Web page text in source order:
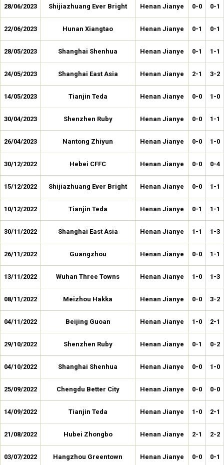
28/06/2023 Shijiazhuang Ever Bright Henan Jianye 0-0 0-1
22/06/2023 Hunan Xiangtao Henan Jianye 0-1 0-1
28/05/2023 Shanghai Shenhua Henan Jianye 0-1 1-1
24/05/2023 Shanghai East Asia Henan Jianye 2-1 3-2
14/05/2023 Tianjin Teda Henan Jianye 0-0 1-0
30/04/2023 Shenzhen Ruby Henan Jianye 0-0 1-1
26/04/2023 Nantong Zhiyun Henan Jianye 0-0 1-0
30/12/2022 Hebei CFFC Henan Jianye 0-0 0-4
15/12/2022 Shijiazhuang Ever Bright Henan Jianye 0-0 1-1
10/12/2022 Tianjin Teda Henan Jianye 0-1 1-1
30/11/2022 Shanghai East Asia Henan Jianye 1-1 1-3
26/11/2022 Guangzhou Henan Jianye 0-0 1-1
13/11/2022 Wuhan Three Towns Henan Jianye 1-0 1-3
08/11/2022 Meizhou Hakka Henan Jianye 0-0 3-2
04/11/2022 Beijing Guoan Henan Jianye 1-0 2-1
29/10/2022 Shenzhen Ruby Henan Jianye 0-1 0-2
04/10/2022 Shanghai Shenhua Henan Jianye 0-0 1-0
25/09/2022 Chengdu Better City Henan Jianye 0-0 0-0
14/09/2022 Tianjin Teda Henan Jianye 1-0 2-1
21/08/2022 Hubei Zhongbo Henan Jianye 2-1 2-2
03/07/2022 Hangzhou Greentown Henan Jianye 0-0 0-1